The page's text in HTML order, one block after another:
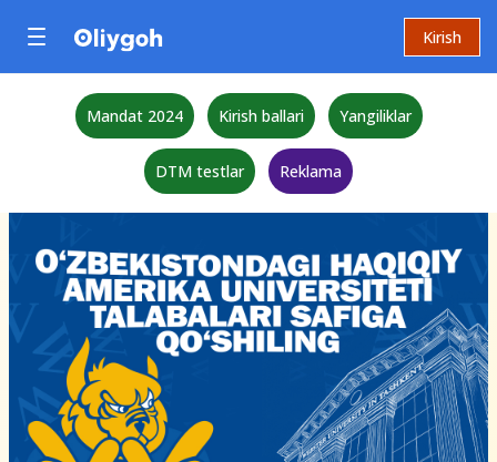
Kirish
Mandat 2024 Kirish ballari Yangiliklar
DTM testlar Reklama